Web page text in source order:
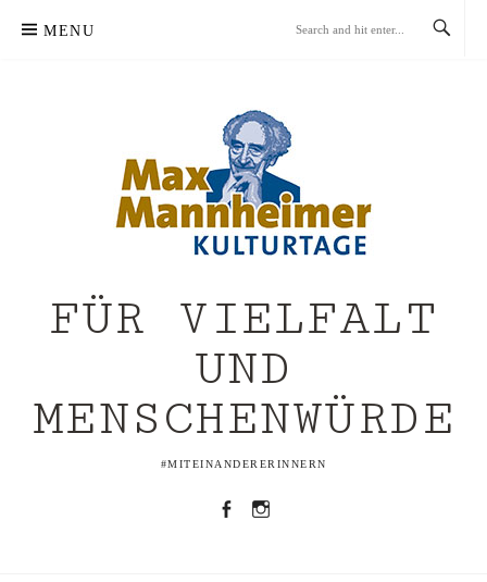
MENU
FÜR VIELFALT
UND
MENSCHENWÜRDE
#MITEINANDERERINNERN
Facebook
Instagramm